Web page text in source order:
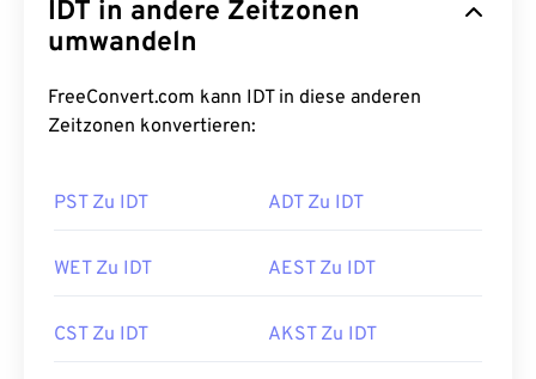
IDT in andere Zeitzonen
umwandeln
FreeConvert.com kann IDT in diese anderen
Zeitzonen konvertieren:
PST Zu IDT ADT Zu IDT
WET Zu IDT AEST Zu IDT
CST Zu IDT AKST Zu IDT